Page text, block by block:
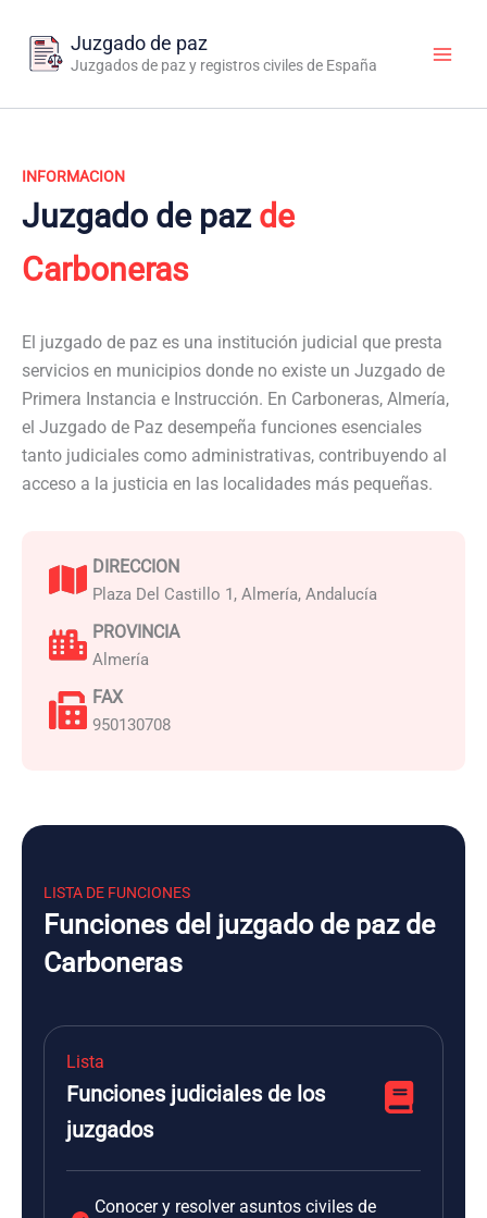
contenido
Juzgado de paz
Juzgados de paz y registros civiles de España
INFORMACION
Juzgado de paz de
Carboneras
El juzgado de paz es una institución judicial que presta
servicios en municipios donde no existe un Juzgado de
Primera Instancia e Instrucción. En Carboneras, Almería,
el Juzgado de Paz desempeña funciones esenciales
tanto judiciales como administrativas, contribuyendo al
acceso a la justicia en las localidades más pequeñas.
DIRECCION
Plaza Del Castillo 1, Almería, Andalucía
PROVINCIA
Almería
FAX
950130708
LISTA DE FUNCIONES
Funciones del juzgado de paz de
Carboneras
Lista
Funciones judiciales de los
juzgados
Conocer y resolver asuntos civiles de